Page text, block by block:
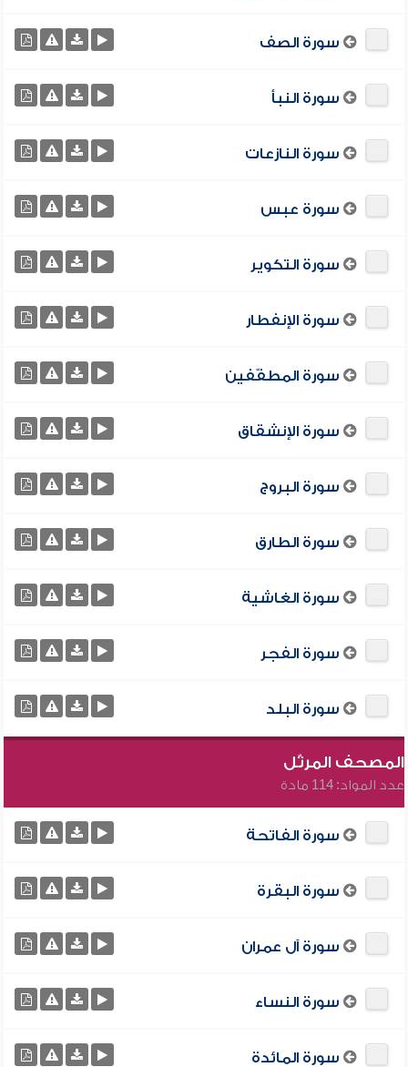
سورة الصف
سورة النبأ
سورة النازعات
سورة عبس
سورة التكوير
سورة الإنفطار
سورة المطفّفين
سورة الإنشقاق
سورة البروج
سورة الطارق
سورة الغاشية
سورة الفجر
سورة البلد
المصحف المرتّل
عدد المواد: 114 مادة
سورة الفاتحة
سورة البقرة
سورة آل عمران
سورة النساء
سورة المائدة